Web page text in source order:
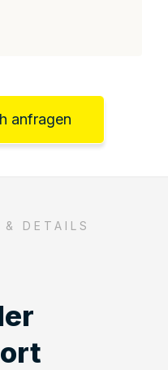
anfragen
DETAILS